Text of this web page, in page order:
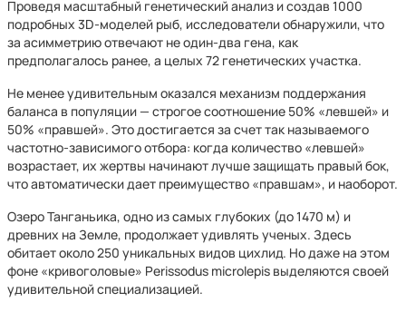
Проведя масштабный генетический анализ и создав 1000
подробных 3D-моделей рыб, исследователи обнаружили, что
за асимметрию отвечают не один-два гена, как
предполагалось ранее, а целых 72 генетических участка.
Не менее удивительным оказался механизм поддержания
баланса в популяции — строгое соотношение 50% «левшей» и
50% «правшей». Это достигается за счет так называемого
частотно-зависимого отбора: когда количество «левшей»
возрастает, их жертвы начинают лучше защищать правый бок,
что автоматически дает преимущество «правшам», и наоборот.
Озеро Танганьика, одно из самых глубоких (до 1470 м) и
древних на Земле, продолжает удивлять ученых. Здесь
обитает около 250 уникальных видов цихлид. Но даже на этом
фоне «кривоголовые» Perissodus microlepis выделяются своей
удивительной специализацией.